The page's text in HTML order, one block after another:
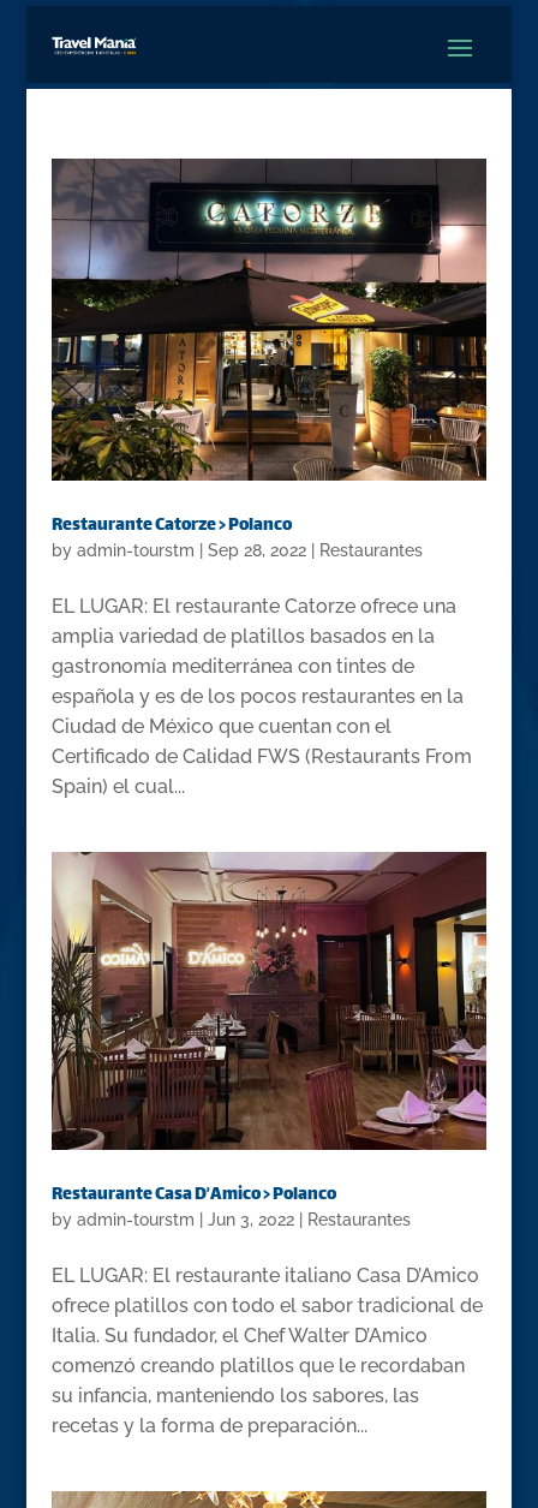
Restaurante Catorze > Polanco
by admin-tourstm | Sep 28, 2022| Restaurantes
EL LUGAR: El restaurante Catorze ofrece una
amplia variedad de platillos basados en la
gastronomía mediterránea con tintes de
española y es de los pocos restaurantes en la
Ciudad de México que cuentan con el
Certificado de Calidad FWS (Restaurants From
Spain) el cual...
Restaurante Casa D’Amico > Polanco
by admin-tourstm | Jun 3, 2022| Restaurantes
EL LUGAR: El restaurante italiano Casa D’Amico
ofrece platillos con todo el sabor tradicional de
Italia. Su fundador, el Chef Walter D’Amico
comenzó creando platillos que le recordaban
su infancia, manteniendo los sabores, las
recetas y la forma de preparación...